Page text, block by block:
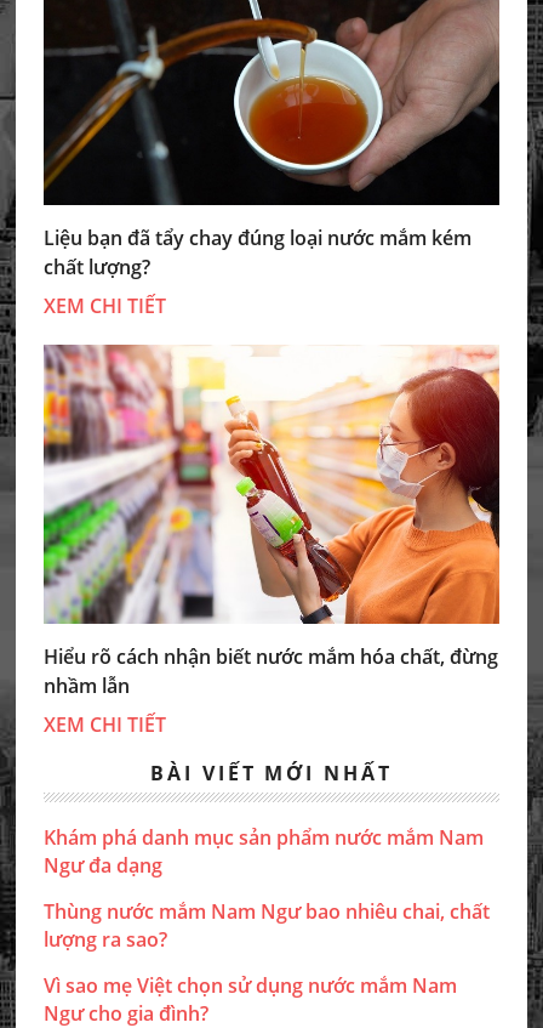
BÀI VIẾT MỚI NHẤT
Khám phá danh mục sản phẩm nước mắm Nam
Ngư đa dạng
Thùng nước mắm Nam Ngư bao nhiêu chai, chất
lượng ra sao?
Vì sao mẹ Việt chọn sử dụng nước mắm Nam
Ngư cho gia đình?
Liệu bạn đã tẩy chay đúng loại nước mắm kém
chất lượng?
XEM CHI TIẾT
Hiểu rõ cách nhận biết nước mắm hóa chất, đừng
nhầm lẫn
XEM CHI TIẾT